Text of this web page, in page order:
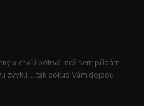
a chvíli potrvá, než sem přidám
zvyklí.... tak pokud Vám dojdou